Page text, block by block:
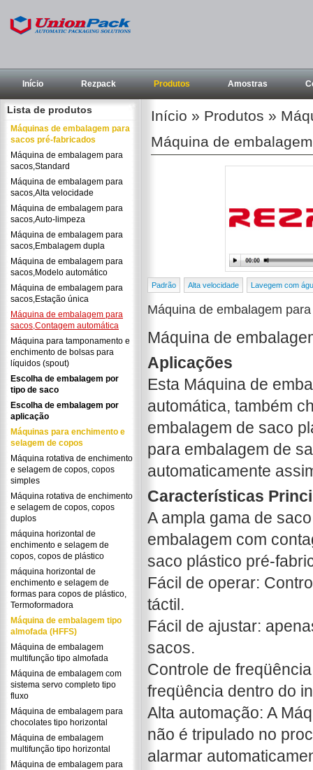
Início Rezpack Produtos Amostras
Lista de produtos
Máquinas de embalagem para
sacos pré-fabricados
Máquina de embalagem para
sacos,Standard
Máquina de embalagem para
sacos,Alta velocidade
Máquina de embalagem para
sacos,Auto-limpeza
Máquina de embalagem para
sacos,Embalagem dupla
Máquina de embalagem para
sacos,Modelo automático
Máquina de embalagem para
sacos,Estação única
Máquina de embalagem para
sacos,Contagem automática
Máquina para tamponamento e
enchimento de bolsas para
líquidos (spout)
Escolha de embalagem por
tipo de saco
Escolha de embalagem por
aplicação
Máquinas para enchimento e
selagem de copos
Máquina rotativa de enchimento
e selagem de copos, copos
simples
Máquina rotativa de enchimento
e selagem de copos, copos
duplos
máquina horizontal de
enchimento e selagem de
copos, copos de plástico
máquina horizontal de
enchimento e selagem de
formas para copos de plástico,
Termoformadora
Máquina de embalagem tipo
almofada (HFFS)
Máquina de embalagem
multifunção tipo almofada
Máquina de embalagem com
sistema servo completo tipo
fluxo
Máquina de embalagem para
chocolates tipo horizontal
Máquina de embalagem
multifunção tipo horizontal
Máquina de embalagem para
Início » Produtos »
Máquina de
Padrão Alta velocidade Lavegem com
Máquina de embalagem
Máquina de
Aplicações
Esta Máquina de
automática, também
embalagem de saco
para embalagem de
automaticamente
Características
A ampla gama de
embalagem com
saco plástico pré-
Fácil de operar:
táctil.
Fácil de ajustar:
sacos.
Controle de
freqüência dentro do
Alta automação: A
não é tripulado no
alarmar